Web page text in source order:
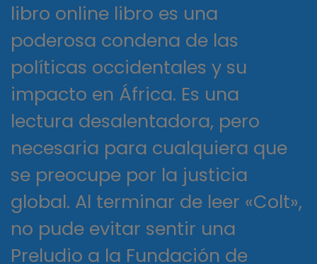
libro online​ libro es una
poderosa condena de las
políticas occidentales y su
impacto en África. Es una
lectura desalentadora, pero
necesaria para cualquiera que
se preocupe por la justicia
global. Al terminar de leer «Colt»,
no pude evitar sentir una
Preludio a la Fundación de